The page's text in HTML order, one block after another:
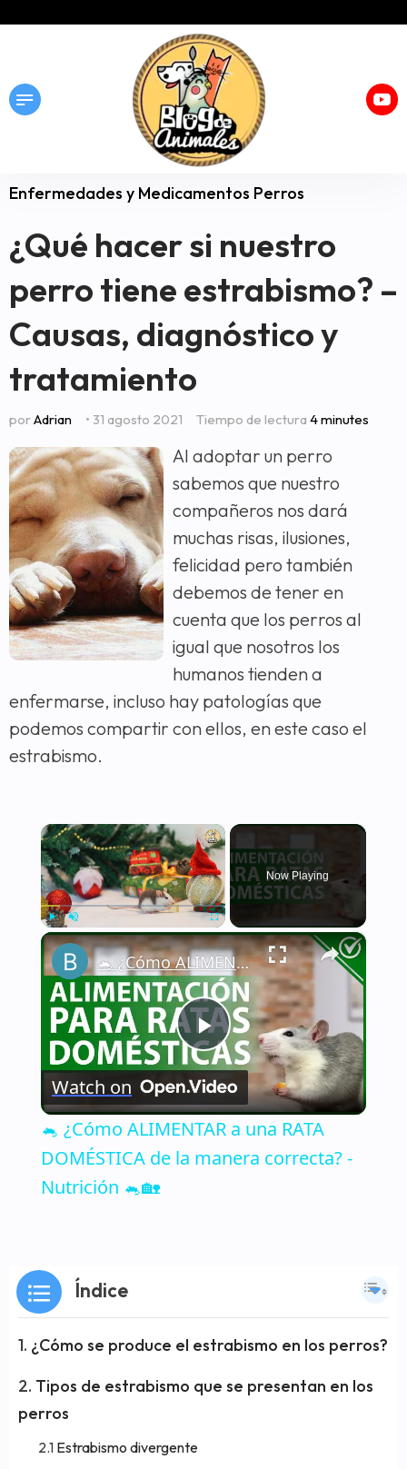
Enfermedades y Medicamentos Perros
¿Qué hacer si nuestro
perro tiene estrabismo? –
Causas, diagnóstico y
tratamiento
porAdrian • 31 agosto 2021 Tiempo de lectura 4 minutes
Al adoptar un perro
sabemos que nuestro
compañeros nos dará
muchas risas, ilusiones,
felicidad pero también
debemos de tener en
cuenta que los perros al
igual que nosotros los
humanos tienden a
enfermarse, incluso hay patologías que
podemos compartir con ellos, en este caso el
estrabismo.
×
Play Unmute Fullscreen
Now Playing
×
Play
Video
🐁 ¿Cómo ALIMENTAR a una RATA DOMÉSTICA de la manera correcta? - Nutrición 🐁🏡
Watch on
🐁 ¿Cómo ALIMENTAR a una RATA
DOMÉSTICA de la manera correcta? -
Nutrición 🐁🏡
Índice
¿Cómo se produce el estrabismo en los perros?
Tipos de estrabismo que se presentan en los
perros
Estrabismo divergente